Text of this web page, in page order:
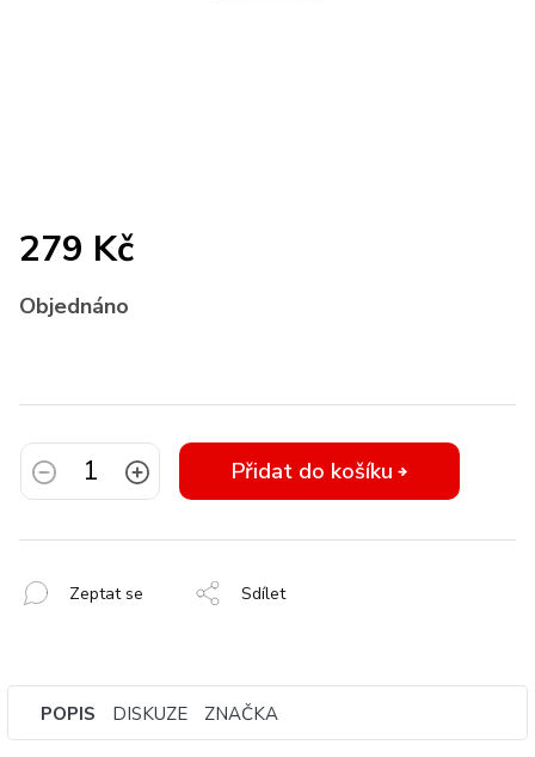
279 Kč
cena:
Objednáno
Přidat do košíku
Zeptat se Sdílet
POPIS DISKUZE ZNAČKA